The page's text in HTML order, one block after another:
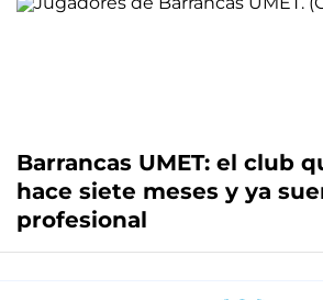
Barrancas UMET: el club
hace siete meses y ya
profesional